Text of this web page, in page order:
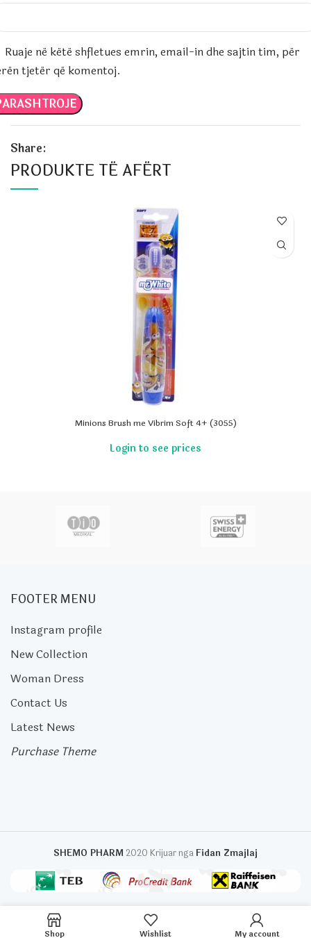
Ruaje në këtë shfletues emrin, email-in dhe sajtin tim, për
tjetër që komentoj.
Share:
PRODUKTE TË AFËRT
Minions Brush me Vibrim Soft 4+ (3055)
FOOTER MENU
Instagram profile
New Collection
Woman Dress
Contact Us
Latest News
Purchase Theme
SHEMO PHARM 2020 Krijuar ngaFidan Zmajlaj
Shop Wishlist My account